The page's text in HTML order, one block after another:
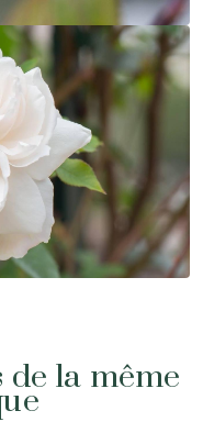
de la même